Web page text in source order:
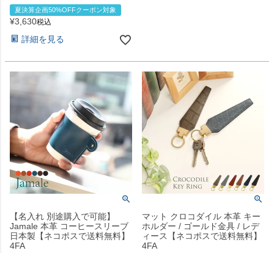
夏決算企画50%OFFクーポン対象
¥3,630税込
詳細を見る
【名入れ 別途購入で可能】
Jamale 本革 コーヒースリーブ
日本製【ネコポスで送料無料】
4FA
マット クロコダイル 本革 キー
ホルダー / ゴールド金具 / レデ
ィース【ネコポスで送料無料】
4FA